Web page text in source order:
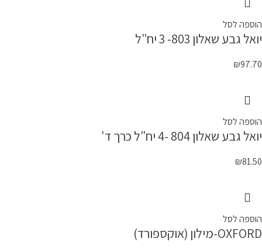
הוספה לסל
יואל גבע שאלון 803- 3 יח"ל
₪97.70
הוספה לסל
יואל גבע שאלון 804 -4 יח"ל כרך ד'
₪81.50
הוספה לסל
OXFORD-מילון (אוקספורד)